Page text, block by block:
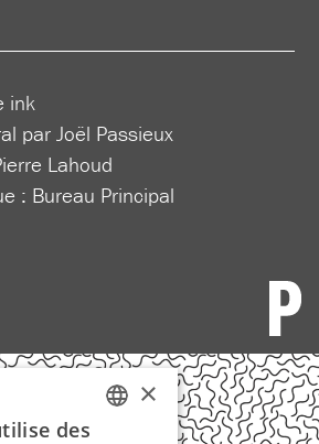
ink
par Joël Passieux
Lahoud
: Bureau Principal
×
des